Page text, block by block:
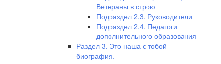
Ветераны в строю
Подраздел 2.3. Руководители
Подраздел 2.4. Педагоги
дополнительного образования
Раздел 3. Это наша с тобой
биография.